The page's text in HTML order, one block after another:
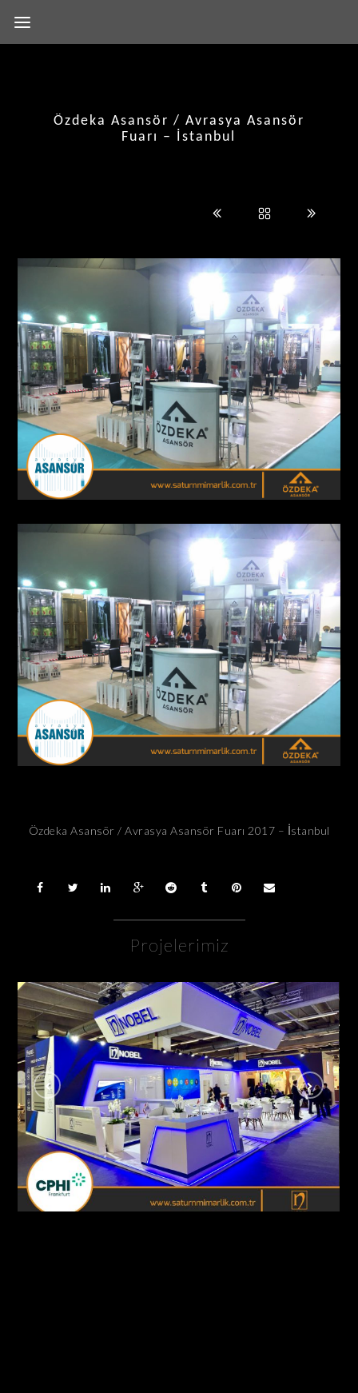
Özdeka Asansör / Avrasya Asansör
Fuarı – İstanbul
Özdeka Asansör / Avrasya Asansör Fuarı 2017 – İstanbul
Projelerimiz
Nobel İlaç / Cphi Fuarı Frankfurt – Almanya
AHŞAP - ÖZGÜN STANDLAR